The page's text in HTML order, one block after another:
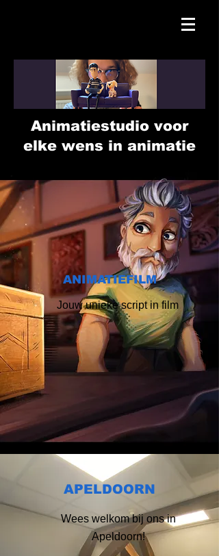
Animatiestudio voor
elke wens in animatie
ANIMATIEFILM
Jouw unieke script in film
APELDOORN
Wees welkom bij ons in
Apeldoorn!